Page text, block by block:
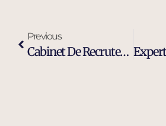
Previous
Cabinet De Recrutement Ingénieur Maintenance Industrielle À Manosque